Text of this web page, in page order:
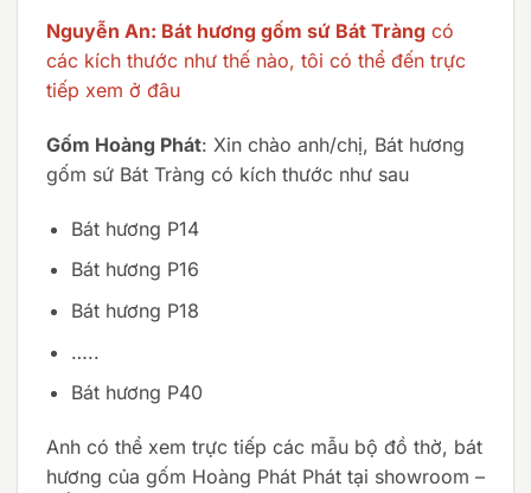
Nguyễn An: Bát hương gốm sứ Bát Tràng có
các kích thước như thế nào, tôi có thể đến trực
tiếp xem ở đâu
Gốm Hoàng Phát: Xin chào anh/chị, Bát hương
gốm sứ Bát Tràng có kích thước như sau
Bát hương P14
Bát hương P16
Bát hương P18
…..
Bát hương P40
Anh có thể xem trực tiếp các mẫu bộ đồ thờ, bát
hương của gốm Hoàng Phát Phát tại showroom –